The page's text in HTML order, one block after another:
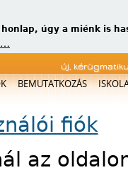
úgy a miénk is
új,
BEMUTATKOZÁS
fiók
az